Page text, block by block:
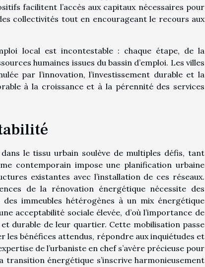
facilitent l’accès aux capitaux nécessaires pour
collectivités tout en encourageant le recours aux
local est incontestable : chaque étape, de la
humaines issues du bassin d’emploi. Les villes
par l’innovation, l’investissement durable et la
à la croissance et à la pérennité des services
le tissu urbain soulève de multiples défis, tant
contemporain impose une planification urbaine
existantes avec l’installation de ces réseaux.
de la rénovation énergétique nécessite des
immeubles hétérogènes à un mix énergétique
acceptabilité sociale élevée, d’où l’importance de
durable de leur quartier. Cette mobilisation passe
les bénéfices attendus, répondre aux inquiétudes et
de l’urbaniste en chef s’avère précieuse pour
énergétique s’inscrive harmonieusement